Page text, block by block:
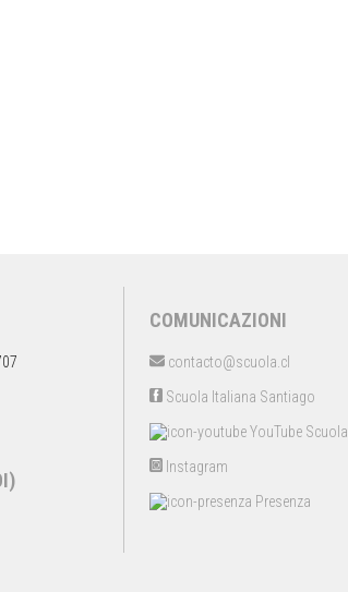
COMUNICAZIONI
contacto@scuola.cl
Scuola Italiana Santiago
YouTube Scuola
Instagram
Presenza